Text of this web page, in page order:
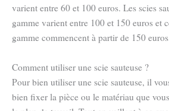
varient entre 60 et 100 euros. Les scies
gamme varient entre 100 et 150 euros et
gamme commencent à partir de 150
Comment utiliser une scie sauteuse ?
Pour bien utiliser une scie sauteuse, il
bien fixer la pièce ou le matériau que